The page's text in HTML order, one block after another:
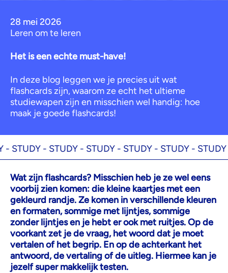
28 mei 2026
Leren om te leren
Het is een echte must-have!
In deze blog leggen we je precies uit wat
flashcards zijn, waarom ze echt het ultieme
studiewapen zijn en misschien wel handig: hoe
maak je goede flashcards!
-STUDY -STUDY -STUDY -STUDY -STUDY -
Wat zijn flashcards? Misschien heb je ze wel eens
voorbij zien komen: die kleine kaartjes met een
gekleurd randje. Ze komen in verschillende kleuren
en formaten, sommige met lijntjes, sommige
zonder lijntjes en je hebt er ook met ruitjes. Op de
voorkant zet je de vraag, het woord dat je moet
vertalen of het begrip. En op de achterkant het
antwoord, de vertaling of de uitleg. Hiermee kan je
jezelf super makkelijk testen.